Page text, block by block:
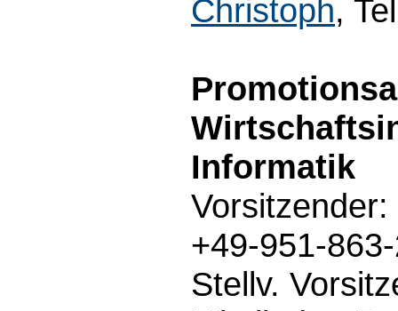
Christoph,
Informatik
+49-951-
Stellv.